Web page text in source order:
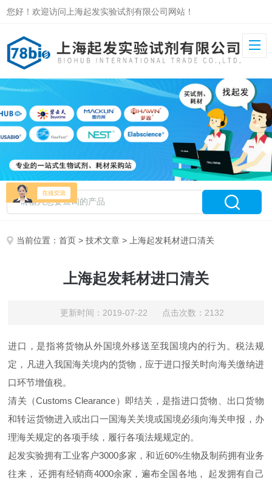
您好！欢迎访问上海起发实验试剂有限公司网站！
当前位置：首页 >技术文章 > 上海起发耗材进口清关
上海起发耗材进口清关
更新时间：2019-07-22 点击次数：2132
进口，是指将货物从外国境外移送至我国境内的行为。税法规
定，凡进入我国海关境内的货物，应于进口报关时向海关缴纳进
口环节增值税。
清关（Customs Clearance）即结关，是指进口货物、出口货物
和转运货物进入或出口一国海关关境或国境必须向海关申报，办
理海关规定的各项手续，履行各项法规规定的。
起发实验拥有工业客户3000多家，和近60%生物及制药拥有业务
往来， 还拥有经销商4000余家，遍布全国各地， 起发拥有自己